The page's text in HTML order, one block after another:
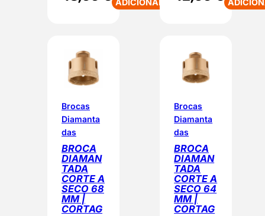
Brocas
Diamanta
das
BROCA
DIAMAN
TADA
CORTE A
SECO 68
MM |
CORTAG
Brocas
Diamanta
das
BROCA
DIAMAN
TADA
CORTE A
SECO 64
MM |
CORTAG